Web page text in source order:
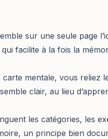
sur une seule page
facilite à la fois la
mentale, vous reliez
clair, au lieu
les catégories, les
un principe bien